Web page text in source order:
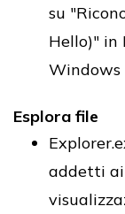
su
Hello)" in
Windows
Esplora file
addetti